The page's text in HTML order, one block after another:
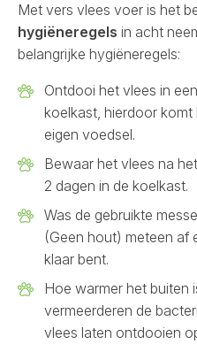
Met vers vlees voer is het
hygiëneregels in acht
belangrijke hygiëneregels:
Ontdooi het vlees in
koelkast, hierdoor komt
eigen voedsel.
Bewaar het vlees na
2 dagen in de koelkast.
Was de gebruikte
(Geen hout) meteen af
klaar bent.
Hoe warmer het buiten
vermeerderen de
vlees laten ontdooien